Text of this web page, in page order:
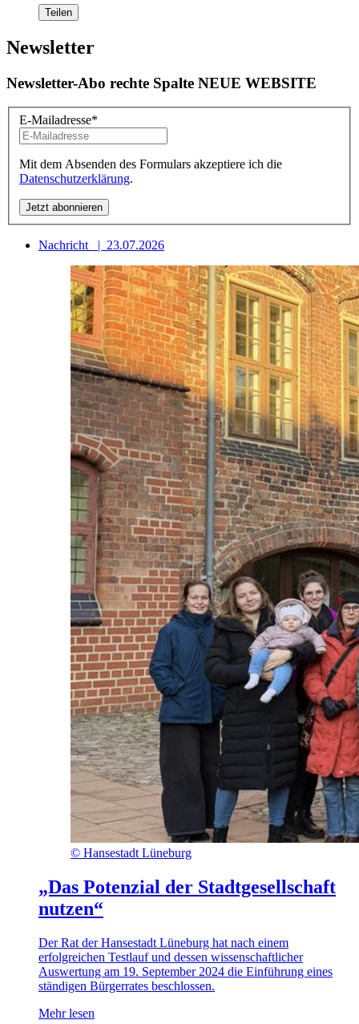
Teilen
Newsletter
Newsletter-Abo rechte Spalte NEUE WEBSITE
E-Mailadresse*
Mit dem Absenden des Formulars akzeptiere ich die
Datenschutzerklärung.
Nachricht | 23.07.2026
© Hansestadt Lüneburg
„Das Potenzial der Stadtgesellschaft
nutzen“
Der Rat der Hansestadt Lüneburg hat nach einem
erfolgreichen Testlauf und dessen wissenschaftlicher
Auswertung am 19. September 2024 die Einführung eines
ständigen Bürgerrates beschlossen.
Mehr lesen